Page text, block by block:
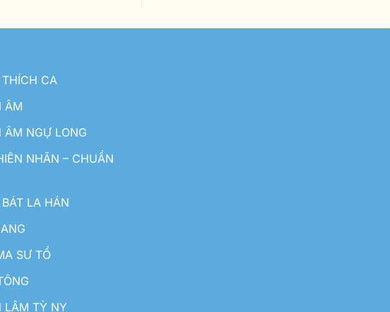
CA
ÂM
ÂM NGỰ LONG
NHÃN – CHUẨN
LA HÁN
SƯ TỔ
LÂM TỲ NY